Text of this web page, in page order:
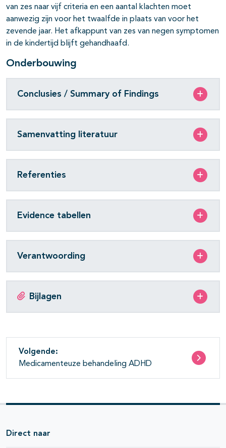
van zes naar vijf criteria en een aantal klachten moet
aanwezig zijn voor het twaalfde in plaats van voor het
zevende jaar. Het afkappunt van zes van negen symptomen
in de kindertijd blijft gehandhaafd.
Onderbouwing
Conclusies / Summary of Findings
Samenvatting literatuur
Referenties
Evidence tabellen
Verantwoording
Bijlagen
Volgende:
Medicamenteuze behandeling ADHD
Direct naar